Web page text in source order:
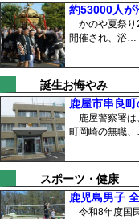
約53000人
かのや夏祭り
開催され、浴…
誕生お悔やみ
鹿屋市串良
鹿屋警察署は
町岡崎の無職
スポーツ・健康
鹿児島男子
令和8年度国